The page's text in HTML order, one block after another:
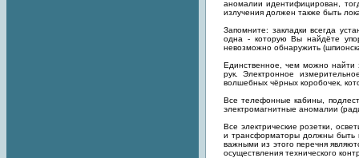
аномалии идентифицирован,
излучения должен также быть
Запомните: закладки всегда
одна - которую Вы найдёте
невозможно обнаружить
Единственное, чем можно найти
рук. Электронное
волшебных чёрных коробочек,
Все телефонные кабины,
электромагнитные аномалии
Все электрические розетки,
и трансформаторы должны быть
важными из этого перечня
осуществления технического